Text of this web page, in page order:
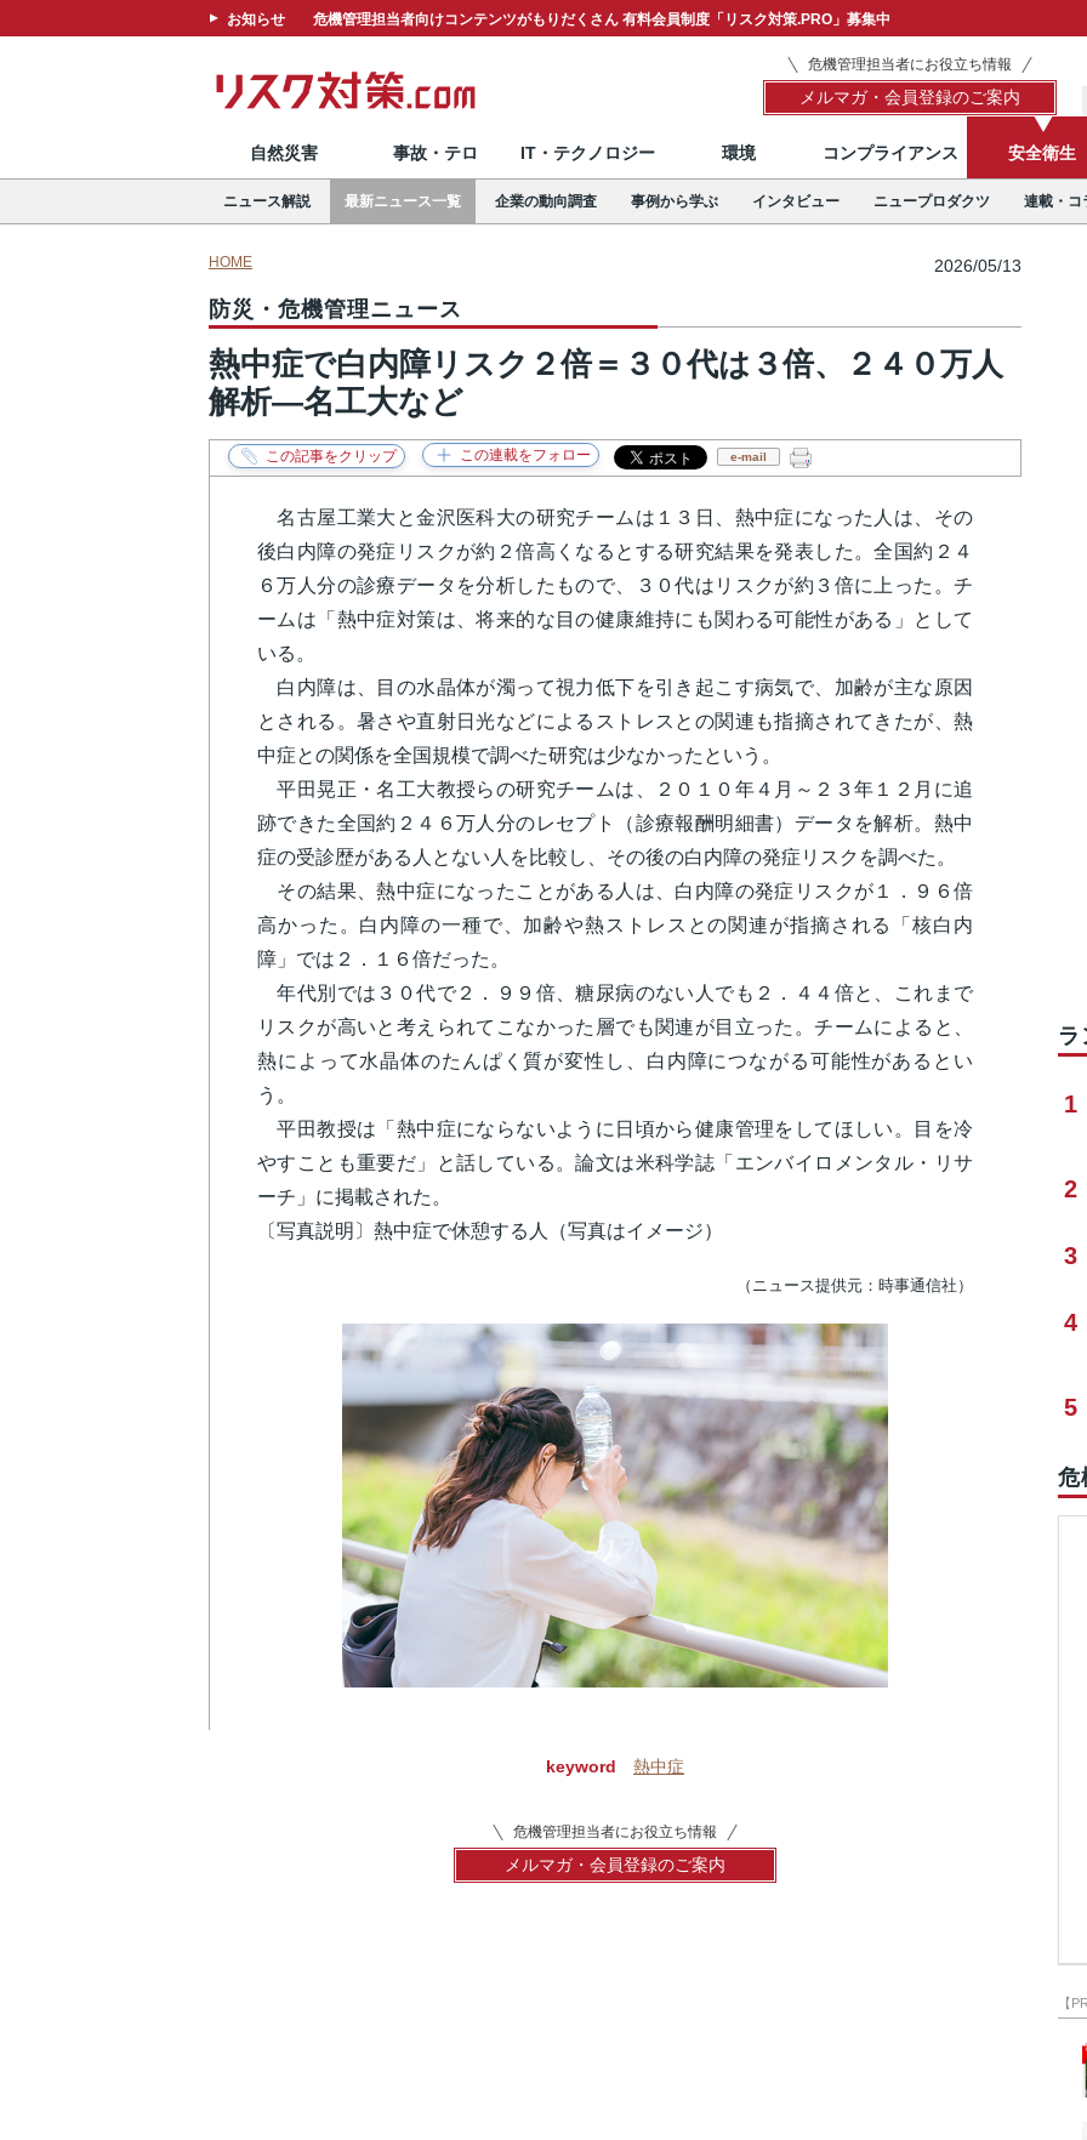
お知らせ 危機管理担当者向けコンテンツがもりだくさん 有料会員制度「リスク対策.PRO」募集中
危機管理担当者にお役立ち情報
メルマガ・会員登録のご案内
自然災害 事故・テロ IT・テクノロジー 環境 コンプライアンス 安全衛生
ニュース解説 最新ニュース一覧 企業の動向調査 事例から学ぶ インタビュー ニュープロダクツ 連載・コ
HOME 2026/05/13
防災・危機管理ニュース
熱中症で白内障リスク２倍＝３０代は３倍、２４０万人
解析―名工大など
e-mail
名古屋工業大と金沢医科大の研究チームは１３日、熱中症になった人は、その
後白内障の発症リスクが約２倍高くなるとする研究結果を発表した。全国約２４
６万人分の診療データを分析したもので、３０代はリスクが約３倍に上った。チ
ームは「熱中症対策は、将来的な目の健康維持にも関わる可能性がある」として
いる。
白内障は、目の水晶体が濁って視力低下を引き起こす病気で、加齢が主な原因
とされる。暑さや直射日光などによるストレスとの関連も指摘されてきたが、熱
中症との関係を全国規模で調べた研究は少なかったという。
平田晃正・名工大教授らの研究チームは、２０１０年４月～２３年１２月に追
跡できた全国約２４６万人分のレセプト（診療報酬明細書）データを解析。熱中
症の受診歴がある人とない人を比較し、その後の白内障の発症リスクを調べた。
その結果、熱中症になったことがある人は、白内障の発症リスクが１．９６倍
高かった。白内障の一種で、加齢や熱ストレスとの関連が指摘される「核白内
障」では２．１６倍だった。
年代別では３０代で２．９９倍、糖尿病のない人でも２．４４倍と、これまで
リスクが高いと考えられてこなかった層でも関連が目立った。チームによると、
熱によって水晶体のたんぱく質が変性し、白内障につながる可能性があるとい
う。
平田教授は「熱中症にならないように日頃から健康管理をしてほしい。目を冷
やすことも重要だ」と話している。論文は米科学誌「エンバイロメンタル・リサ
ーチ」に掲載された。
〔写真説明〕熱中症で休憩する人（写真はイメージ）
（ニュース提供元：時事通信社）
keyword 熱中症
危機管理担当者にお役立ち情報
メルマガ・会員登録のご案内
1
2
3
4
5
危
【